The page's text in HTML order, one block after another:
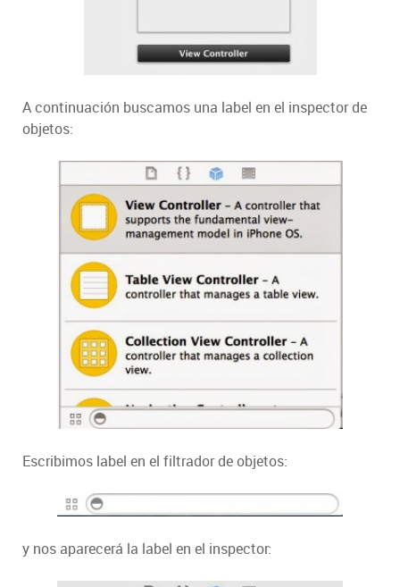
A continuación buscamos una label en el inspector de
objetos:
Escribimos label en el filtrador de objetos:
y nos aparecerá la label en el inspector: